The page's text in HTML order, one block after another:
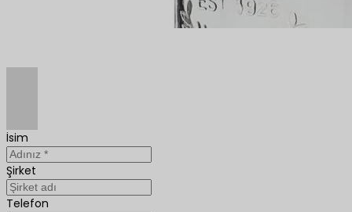
İsim
Şirket
Telefon